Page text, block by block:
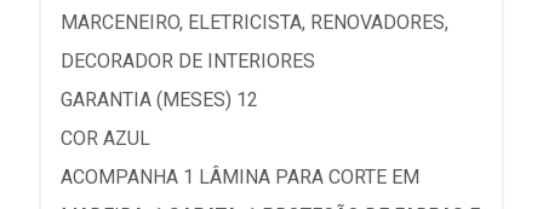
MARCENEIRO, ELETRICISTA, RENOVADORES,
DECORADOR DE INTERIORES
GARANTIA (MESES) 12
COR AZUL
ACOMPANHA 1 LÂMINA PARA CORTE EM